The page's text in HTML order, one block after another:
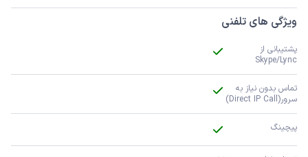
ویژگی های تلفنی
Skype/Lync
سرور(Direct IP Call)
پیچینگ